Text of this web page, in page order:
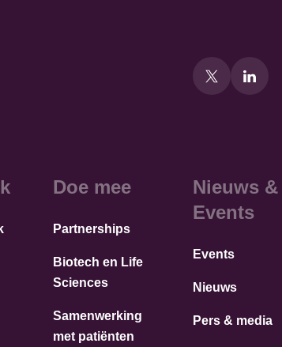
Doe mee
Partnerships
Biotech en Life
Sciences
Samenwerking
met patiënten
Nieuws &
Events
Events
Nieuws
Pers & media